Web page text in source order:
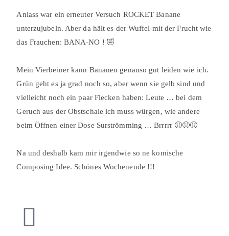
Anlass war ein erneuter Versuch ROCKET Banane
unterzujubeln. Aber da hält es der Wuffel mit der Frucht wie
das Frauchen: BANA-NO ! 🤣
Mein Vierbeiner kann Bananen genauso gut leiden wie ich.
Grün geht es ja grad noch so, aber wenn sie gelb sind und
vielleicht noch ein paar Flecken haben: Leute … bei dem
Geruch aus der Obstschale ich muss würgen, wie andere
beim Öffnen einer Dose Surströmming … Brrrrr 🤢🤢🤢⠀
Na und deshalb kam mir irgendwie so ne komische
Composing Idee. Schönes Wochenende !!!⠀